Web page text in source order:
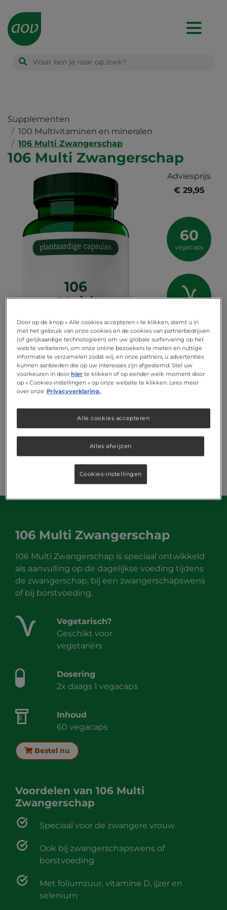
Main
navigation
Supplementen
100 Multivitaminen en mineralen
106 Multi Zwangerschap
106 Multi Zwangerschap
Adviesprijs
€ 29,95
60
vegacaps
106 Multi Zwangerschap
106 Multi Zwangerschap is speciaal ontwikkeld
als aanvulling op de dagelijkse voeding tijdens
de zwangerschap, bij een zwangerschapswens
of bij borstvoeding.
Vegetarisch?
Geschikt voor
vegetariërs
Dosering
2x daags 1 vegacaps
Inhoud
60 vegacaps
Bestel nu
Voordelen van 106 Multi
Zwangerschap
Speciaal voor de zwangere vrouw
Ook bij zwangerschapswens of
borstvoeding
Met foliumzuur, vitamine D, ijzer en
selenium
Door op de knop « Alle cookies accepteren » te klikken, stemt u in
met het gebruik van onze cookies en de cookies van partnerbedrijven
(of gelijkaardige technologieën) om uw globale surfervaring op het
web te verbeteren, om onze online bezoekers te meten en nuttige
informatie te verzamelen zodat wij, en onze partners, u advertenties
kunnen aanbieden die op uw interesses zijn afgestemd. Stel uw
voorkeuren in doorhier te klikken of op eender welk moment door
op « Cookies-instellingen » op onze website te klikken. Lees meer
over onze Privacyverklaring.
Alles afwijzen
Alle cookies accepteren
Cookies-instellingen